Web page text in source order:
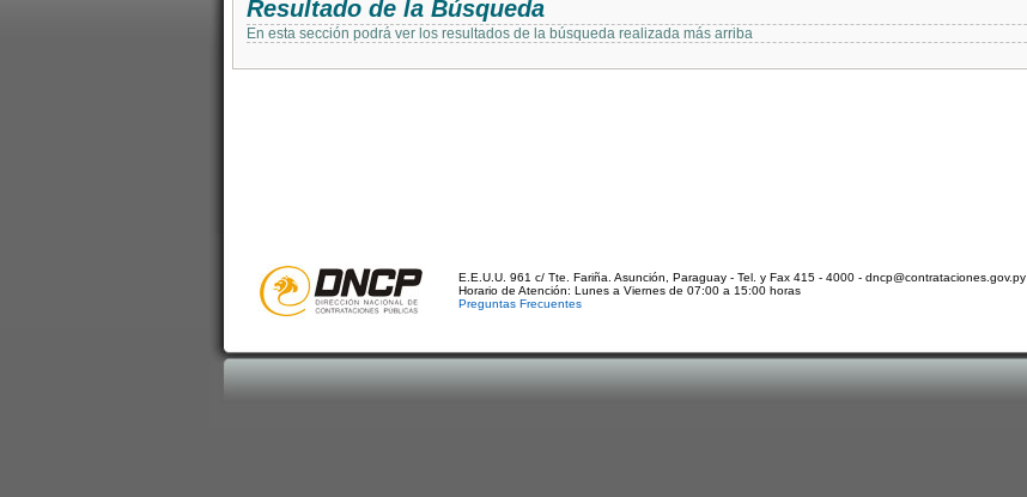
Resultado de la Búsqueda
En esta sección podrá ver los resultados de la búsqueda realizada más arriba
E.E.U.U. 961 c/ Tte. Fariña. Asunción, Paraguay - Tel. y Fax 415 - 4000 - dncp@contrataciones.gov.py
Horario de Atención: Lunes a Viernes de 07:00 a 15:00 horas
Preguntas Frecuentes